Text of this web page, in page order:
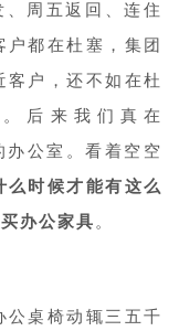
周五返回、连住
都在杜塞，集团
客户，还不如在杜
后来我们真在
公室。看着空空
么时候才能有这么
办公家具 。
公桌椅动辄三五千